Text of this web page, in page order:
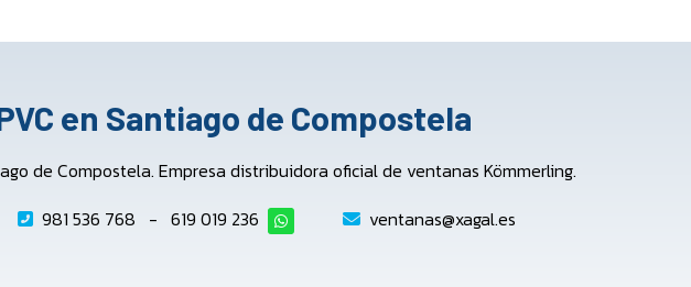
en Santiago de Compostela
de Compostela. Empresa distribuidora oficial de ventanas Kömmerling.
981 536 768 - 619 019 236 ventanas@xagal.es